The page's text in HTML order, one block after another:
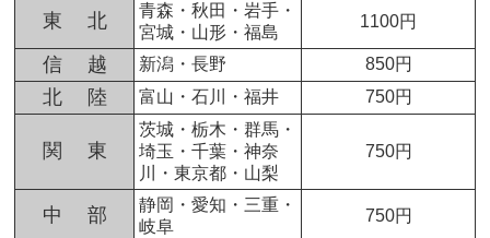
東 北
青森・秋田・岩手・
宮城・山形・福島
1100円
信 越 新潟・長野 850円
北 陸 富山・石川・福井 750円
関 東
茨城・栃木・群馬・
埼玉・千葉・神奈
川・東京都・山梨
750円
中 部
静岡・愛知・三重・
岐阜
750円